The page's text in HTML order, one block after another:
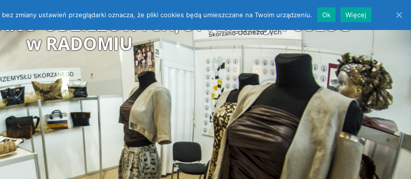
ODZIEŻOWYCH, STYLIZACJI i USŁUG
w RADOMIU
zmiany ustawień przeglądarki oznacza, że pliki cookies będą umieszczane na Twoim urządzeniu. Ok Więcej